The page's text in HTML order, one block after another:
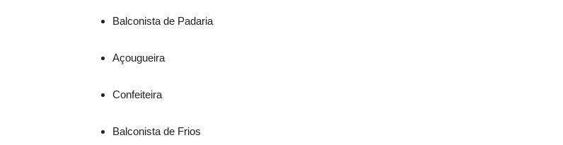
Balconista de Padaria
Açougueira
Confeiteira
Balconista de Frios